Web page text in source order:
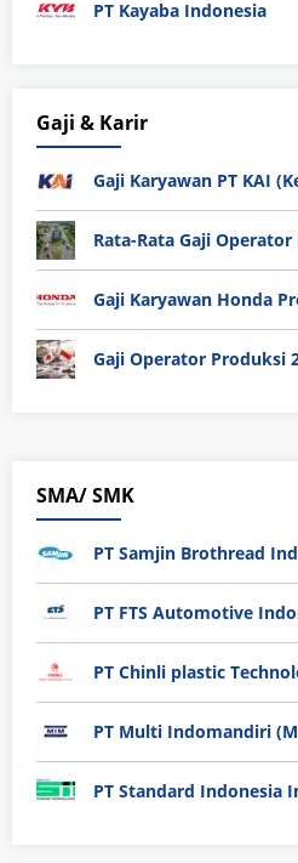
PT Kayaba Indonesia
Gaji & Karir
SMA/ SMK
PT Samjin Brothread
PT FTS Automotive
PT Chinli plastic
PT Multi Indomandiri
PT Standard Indonesia